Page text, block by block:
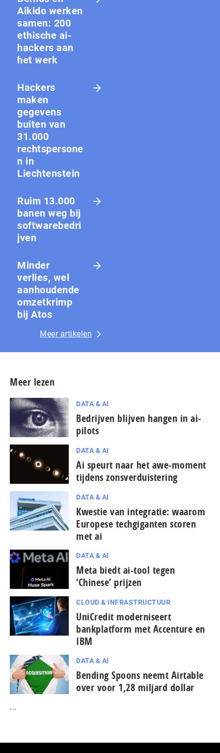
Aikido werken
samen: 200
ethische ai-
hackers aan
het werk
Hackers
maken
gegevens
buiten van
31.000
rechtspersone
n in
Liechtenstein
Ruim 13.000
banen weg bij
softwarebedri
jven
Minder
verlies, wel
aanhoudende
omzetkrimp
bij Atos
Meer artikelen
Meer lezen
DATA & AI
Bedrijven blijven hangen in ai-
pilots
DATA & AI
Ai speurt naar het awe-moment
tijdens zons­ver­duis­te­ring
DATA & AI
Kwestie van integratie: waarom
Europese techgiganten scoren
met ai
DATA & AI
Meta biedt ai-tool tegen
‘Chinese’ prijzen
CLOUD & INFRASTRUCTUUR
UniCredit moderniseert
bankplatform met Accenture en
IBM
DATA & AI
Bending Spoons neemt Airtable
over voor 1,28 miljard dollar
...